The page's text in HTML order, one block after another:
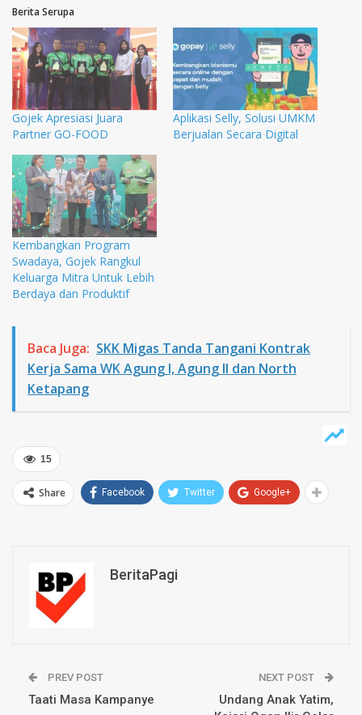
Berita Serupa
Gojek Apresiasi Juara
Partner GO-FOOD
Aplikasi Selly, Solusi UMKM
Berjualan Secara Digital
Kembangkan Program
Swadaya, Gojek Rangkul
Keluarga Mitra Untuk Lebih
Berdaya dan Produktif
Baca Juga: SKK Migas Tanda Tangani Kontrak
Kerja Sama WK Agung I, Agung II dan North
Ketapang
15
Share Facebook Twitter Google+
BeritaPagi
PREV POST
Taati Masa Kampanye
NEXT POST
Undang Anak Yatim,